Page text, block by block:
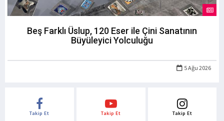
Beş Farklı Üslup, 120 Eser ile Çini Sanatının
Büyüleyici Yolculuğu
5 Ağu 2026
Takip Et Takip Et Takip Et